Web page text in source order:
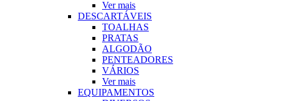
Ver mais
DESCARTÁVEIS
TOALHAS
PRATAS
ALGODÃO
PENTEADORES
VÁRIOS
Ver mais
EQUIPAMENTOS